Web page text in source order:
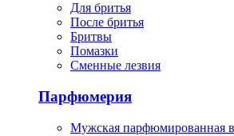
Для бритья
После бритья
Бритвы
Помазки
Сменные лезвия
Парфюмерия
Мужская парфюмированная